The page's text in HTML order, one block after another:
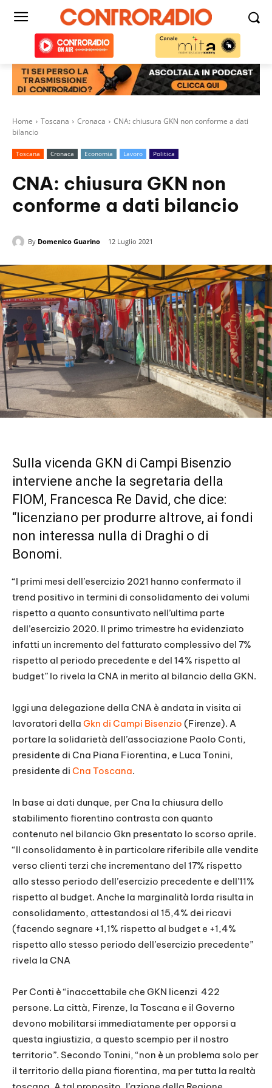
Home Toscana Cronaca
CNA: chiusura GKN non conforme a dati
bilancio
Toscana Cronaca Economia Lavoro Politica
CNA: chiusura GKN non
conforme a dati bilancio
By Domenico Guarino 12 Luglio 2021
Sulla vicenda GKN di Campi Bisenzio
interviene anche la segretaria della
FIOM, Francesca Re David, che dice:
“licenziano per produrre altrove, ai fondi
non interessa nulla di Draghi o di
Bonomi.
“I primi mesi dell’esercizio 2021 hanno confermato il
trend positivo in termini di consolidamento dei volumi
rispetto a quanto consuntivato nell’ultima parte
dell’esercizio 2020. Il primo trimestre ha evidenziato
infatti un incremento del fatturato complessivo del 7%
rispetto al periodo precedente e del 14% rispetto al
budget” lo rivela la CNA in merito al bilancio della GKN.
Iggi una delegazione della CNA è andata in visita ai
lavoratori della Gkn di Campi Bisenzio (Firenze). A
portare la solidarietà dell’associazione Paolo Conti,
presidente di Cna Piana Fiorentina, e Luca Tonini,
presidente di Cna Toscana.
In base ai dati dunque, per Cna la chiusura dello
stabilimento fiorentino contrasta con quanto
contenuto nel bilancio Gkn presentato lo scorso aprile.
“Il consolidamento è in particolare riferibile alle vendite
verso clienti terzi che incrementano del 17% rispetto
allo stesso periodo dell’esercizio precedente e dell’11%
rispetto al budget. Anche la marginalità lorda risulta in
consolidamento, attestandosi al 15,4% dei ricavi
(facendo segnare +1,1% rispetto al budget e +1,4%
rispetto allo stesso periodo dell’esercizio precedente”
rivela la CNA
Per Conti è “inaccettabile che GKN licenzi 422
persone. La città, Firenze, la Toscana e il Governo
devono mobilitarsi immediatamente per opporsi a
questa ingiustizia, a questo scempio per il nostro
territorio”. Secondo Tonini, “non è un problema solo per
il territorio della piana fiorentina, ma per tutta la realtà